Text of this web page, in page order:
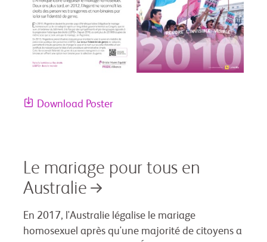
Download Poster
Le mariage pour tous en
Australie
En 2017, l'Australie légalise le mariage
homosexuel après qu'une majorité de citoyens a